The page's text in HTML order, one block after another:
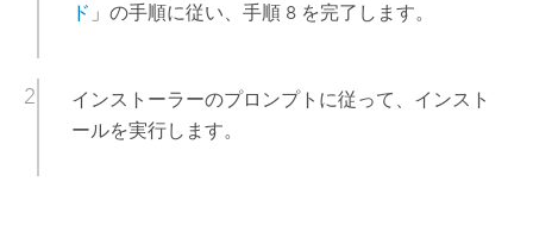
ド 」の手順に従い、手順 8 を完了します。
インストーラーのプロンプトに従って、インスト
ールを実行します。